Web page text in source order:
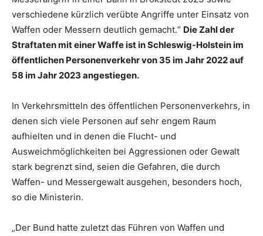
verschiedene kürzlich verübte Angriffe unter Einsatz von
Waffen oder Messern deutlich gemacht.“ Die Zahl der
Straftaten mit einer Waffe ist in Schleswig-Holstein im
öffentlichen Personenverkehr von 35 im Jahr 2022 auf
58 im Jahr 2023 angestiegen.
In Verkehrsmitteln des öffentlichen Personenverkehrs, in
denen sich viele Personen auf sehr engem Raum
aufhielten und in denen die Flucht- und
Ausweichmöglichkeiten bei Aggressionen oder Gewalt
stark begrenzt sind, seien die Gefahren, die durch
Waffen- und Messergewalt ausgehen, besonders hoch,
so die Ministerin.
„Der Bund hatte zuletzt das Führen von Waffen und